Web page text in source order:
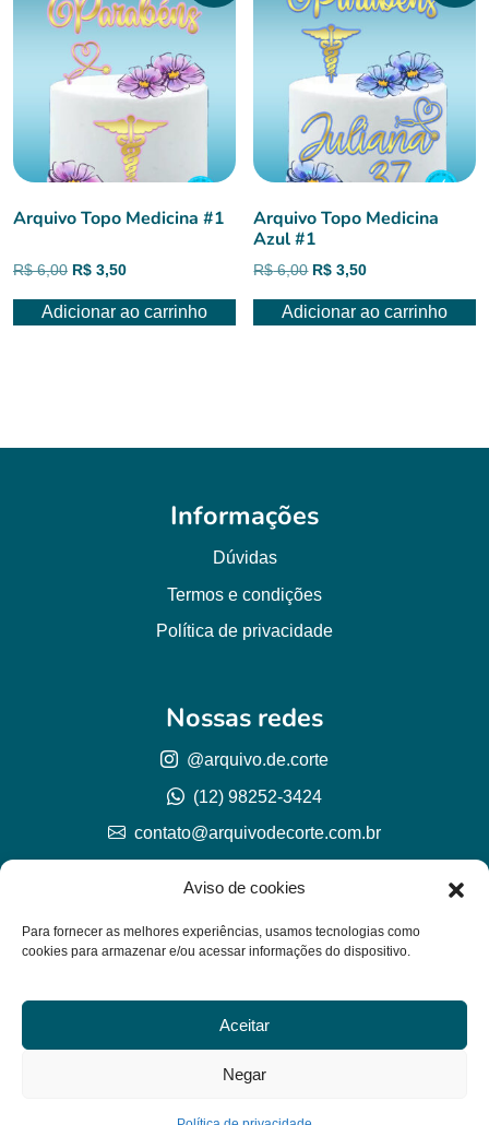
Aviso de cookies
Para fornecer as melhores experiências, usamos tecnologias como
cookies para armazenar e/ou acessar informações do dispositivo.
Aceitar
Negar
Arquivo Topo Medicina #1
R$6,00 O
original
R$ 3,50O
atual
Adicionar ao carrinho
Arquivo Topo Medicina
Azul #1
R$6,00 O
original
R$ 3,50O
atual
Adicionar ao carrinho
Informações
Dúvidas
Termos e condições
Política de privacidade
© Arquivo de corte 2026
CNPJ 57.978.789/0001-77
Lh Graphic Designer
Nossas redes
@arquivo.de.corte
(12) 98252-3424
contato@arquivodecorte.com.br